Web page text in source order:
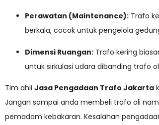
Perawatan (Maintenance): Trafo
berkala, cocok untuk pengelola
Dimensi Ruangan: Trafo kering
untuk sirkulasi udara dibanding trafo
Tim ahli Jasa Pengadaan Trafo Jakarta
Jangan sampai anda membeli trafo oli
pemadam kebakaran. Kesalahan